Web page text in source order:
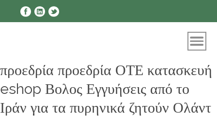
προεδρία προεδρία ΟΤΕ κατασκευή
eshop Βολος Εγγυήσεις από το
Ιράν για τα πυρηνικά ζητούν Ολάντ